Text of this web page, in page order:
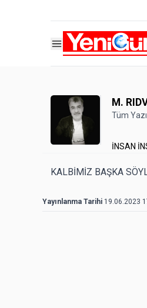
M.
Tüm
İNSAN
KALBİMİZ BAŞKA
Yayınlanma Tarihi 19.06.2023